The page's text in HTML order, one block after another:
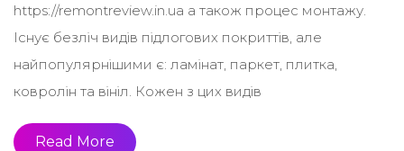
https://remontreview.in.ua а також процес монтажу.
Існує безліч видів підлогових покриттів, але
найпопулярнішими є: ламінат, паркет, плитка,
ковролін та вініл. Кожен з цих видів
Read More